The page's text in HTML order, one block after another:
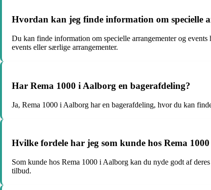
Hvordan kan jeg finde information om specielle
Du kan finde information om specielle arrangementer og
events eller særlige arrangementer.
Har Rema 1000 i Aalborg en bagerafdeling?
Ja, Rema 1000 i Aalborg har en bagerafdeling, hvor du kan
Hvilke fordele har jeg som kunde hos Rema
Som kunde hos Rema 1000 i Aalborg kan du nyde godt af
tilbud.